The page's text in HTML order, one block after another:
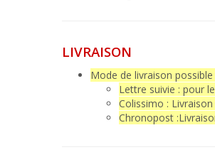
LIVRAISON
Mode de livraison possible
Lettre suivie : pour
Colissimo :
Chronopost